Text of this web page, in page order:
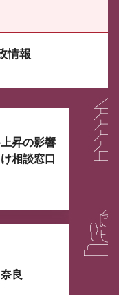
情報
ーがあります。
昇の影響
相談窓口
良